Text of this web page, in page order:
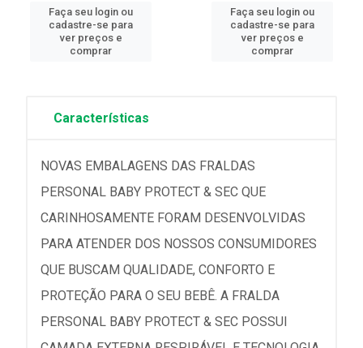
Faça seu login ou
cadastre-se para
ver preços e
comprar
Faça seu login ou
cadastre-se para
ver preços e
comprar
Características
NOVAS EMBALAGENS DAS FRALDAS
PERSONAL BABY PROTECT & SEC QUE
CARINHOSAMENTE FORAM DESENVOLVIDAS
PARA ATENDER DOS NOSSOS CONSUMIDORES
QUE BUSCAM QUALIDADE, CONFORTO E
PROTEÇÃO PARA O SEU BEBÊ. A FRALDA
PERSONAL BABY PROTECT & SEC POSSUI